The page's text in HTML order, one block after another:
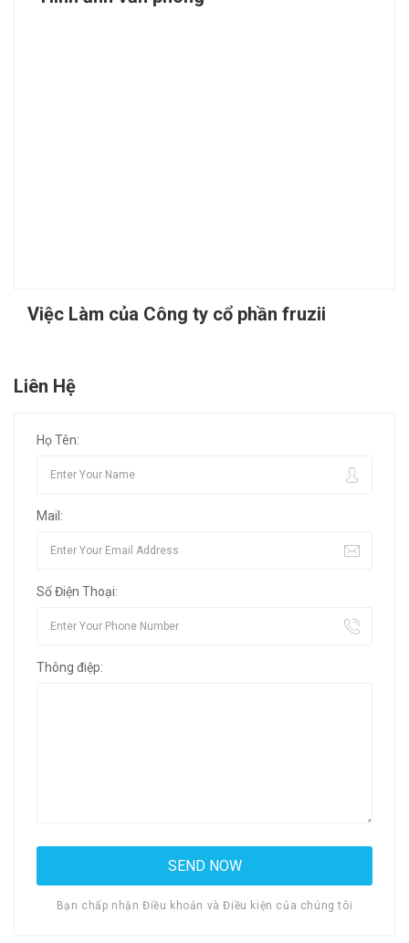
Việc Làm của Công ty cổ phần fruzii
Liên Hệ
Họ Tên:
Mail:
Số Điện Thoại:
Thông điệp:
Bạn chấp nhận Điều khoản và Điều kiện của chúng tôi